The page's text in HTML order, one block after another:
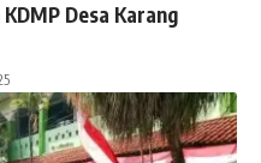
Desa Karang